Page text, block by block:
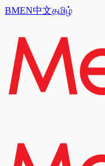
BMEN中文தமிழ்